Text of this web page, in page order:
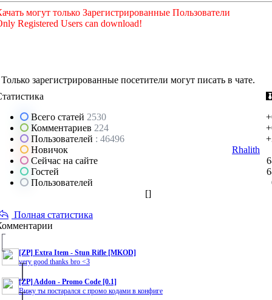
могут только Зарегистрированные Пользователи
Registered Users can download!
Только зарегистрированные посетители могут писать в чате.
Всего статей 2530
Комментариев 224
Пользователей : 46496
Новичок
Rhalith
Сейчас на сайте
Гостей
Пользователей
[]
Полная статистика
[ZP] Extra Item - Stun Rifle [MKOD]
very good thanks bro <3
[ZP] Addon - Promo Code [0.1]
Вижу ты постарался с промо кодами в конфиге